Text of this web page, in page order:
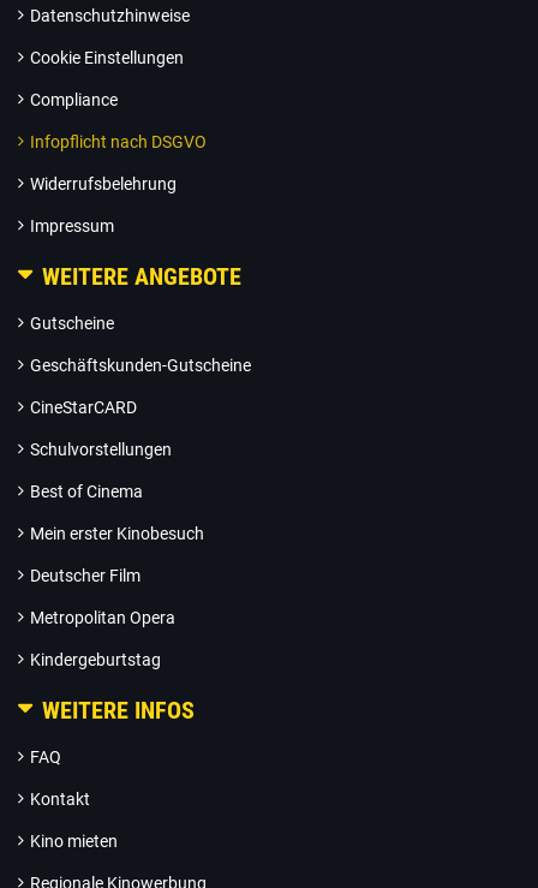
Datenschutzhinweise
Cookie Einstellungen
Compliance
Infopflicht nach DSGVO
Widerrufsbelehrung
Impressum
WEITERE ANGEBOTE
Gutscheine
Geschäftskunden-Gutscheine
CineStarCARD
Schulvorstellungen
Best of Cinema
Mein erster Kinobesuch
Deutscher Film
Metropolitan Opera
Kindergeburtstag
WEITERE INFOS
FAQ
Kontakt
Kino mieten
Regionale Kinowerbung